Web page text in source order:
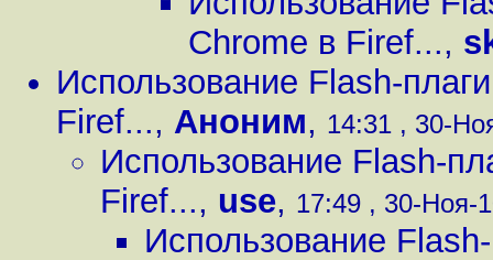
Chrome в Firef...,
Использование Flash-
Firef..., Аноним, 14:31 , 30-
Использование Flash-
Firef..., use, 17:49 , 30-Ноя-
Использование